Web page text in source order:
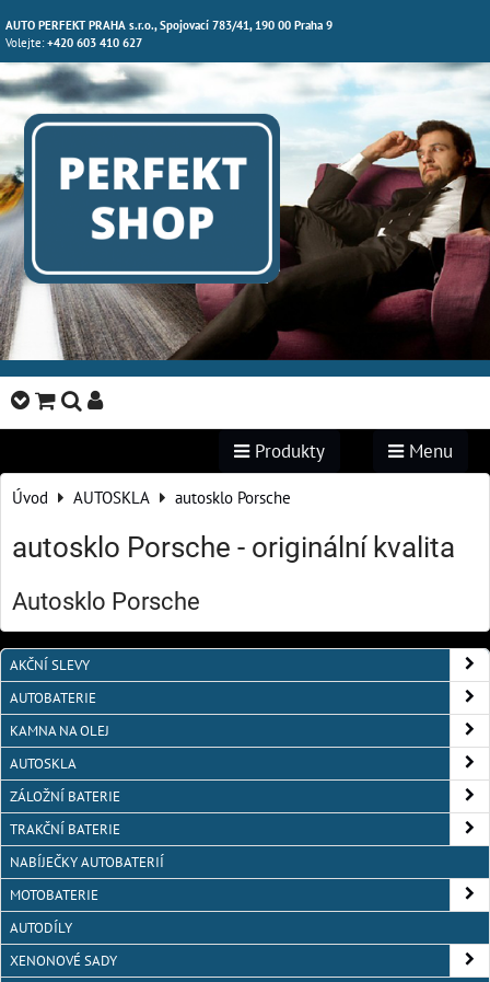
AUTO PERFEKT PRAHA s.r.o., Spojovací 783/41, 190 00 Praha 9
Volejte:+420 603 410 627
Produkty Menu
Úvod AUTOSKLA autosklo Porsche
autosklo Porsche - originální kvalita
Autosklo Porsche
AKČNÍ SLEVY
AUTOBATERIE
KAMNA NA OLEJ
AUTOSKLA
ZÁLOŽNÍ BATERIE
TRAKČNÍ BATERIE
NABÍJEČKY AUTOBATERIÍ
MOTOBATERIE
AUTODÍLY
XENONOVÉ SADY